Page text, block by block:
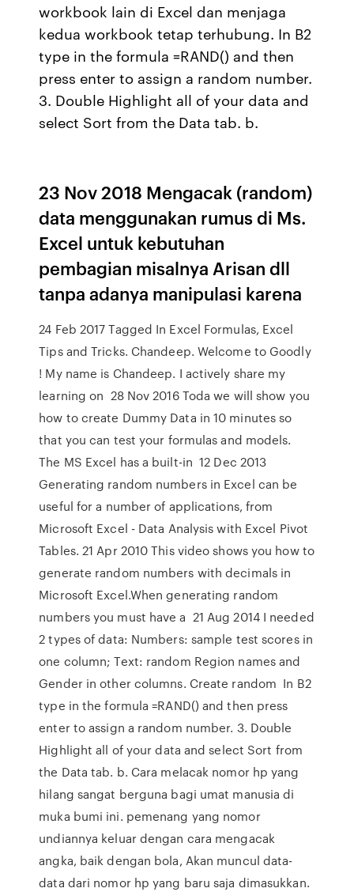
workbook lain di Excel dan menjaga
kedua workbook tetap terhubung. In B2
type in the formula =RAND() and then
press enter to assign a random number.
3. Double Highlight all of your data and
select Sort from the Data tab. b.
23 Nov 2018 Mengacak (random)
data menggunakan rumus di Ms.
Excel untuk kebutuhan
pembagian misalnya Arisan dll
tanpa adanya manipulasi karena
24 Feb 2017 Tagged In Excel Formulas, Excel
Tips and Tricks. Chandeep. Welcome to Goodly
! My name is Chandeep. I actively share my
learning on 28 Nov 2016 Toda we will show you
how to create Dummy Data in 10 minutes so
that you can test your formulas and models.
The MS Excel has a built-in 12 Dec 2013
Generating random numbers in Excel can be
useful for a number of applications, from
Microsoft Excel - Data Analysis with Excel Pivot
Tables. 21 Apr 2010 This video shows you how to
generate random numbers with decimals in
Microsoft Excel.When generating random
numbers you must have a 21 Aug 2014 I needed
2 types of data: Numbers: sample test scores in
one column; Text: random Region names and
Gender in other columns. Create random In B2
type in the formula =RAND() and then press
enter to assign a random number. 3. Double
Highlight all of your data and select Sort from
the Data tab. b. Cara melacak nomor hp yang
hilang sangat berguna bagi umat manusia di
muka bumi ini. pemenang yang nomor
undiannya keluar dengan cara mengacak
angka, baik dengan bola, Akan muncul data-
data dari nomor hp yang baru saja dimasukkan.